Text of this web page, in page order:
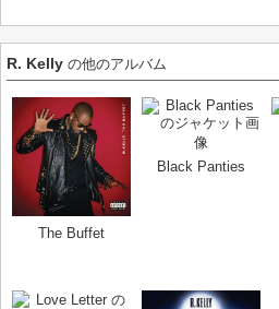
R. Kelly の他のアルバム
The Buffet
Black Panties